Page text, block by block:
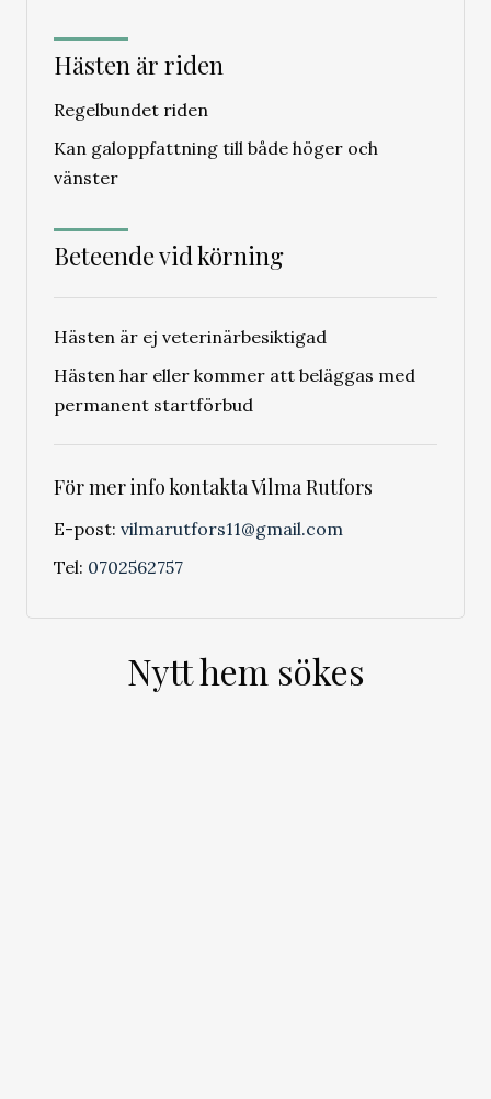
Hästen är riden
Regelbundet riden
Kan galoppfattning till både höger och
vänster
Beteende vid körning
Hästen är ej veterinärbesiktigad
Hästen har eller kommer att beläggas med
permanent startförbud
För mer info kontakta Vilma Rutfors
E-post: vilmarutfors11@gmail.com
Tel: 0702562757
Nytt hem sökes